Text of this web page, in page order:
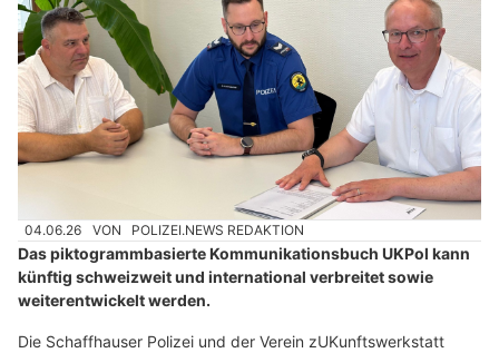
04.06.26 VON POLIZEI.NEWS REDAKTION
Das piktogrammbasierte Kommunikationsbuch UKPol kann
künftig schweizweit und international verbreitet sowie
weiterentwickelt werden.
Die Schaffhauser Polizei und der Verein zUKunftswerkstatt